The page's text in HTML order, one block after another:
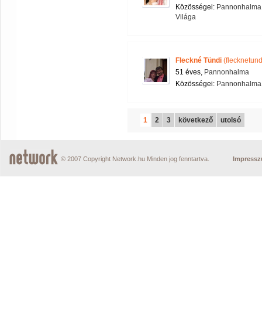
Közösségei:
Világa
Fleckné Tündi
51 éves, Pannonhalma
Közösségei:
1 2 3 következő utolsó
© 2007 Copyright Network.hu Minden jog fenntartva.